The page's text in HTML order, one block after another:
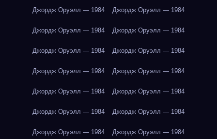
Джордж Оруэлл — 1984 Джордж Оруэлл — 1984
Джордж Оруэлл — 1984 Джордж Оруэлл — 1984
Джордж Оруэлл — 1984 Джордж Оруэлл — 1984
Джордж Оруэлл — 1984 Джордж Оруэлл — 1984
Джордж Оруэлл — 1984 Джордж Оруэлл — 1984
Джордж Оруэлл — 1984 Джордж Оруэлл — 1984
Джордж Оруэлл — 1984 Джордж Оруэлл — 1984